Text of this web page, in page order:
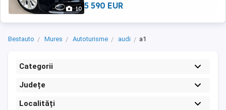
10 5 590 EUR
Bestauto Mures Autoturisme audi a1
Categorii
Județe
Localități